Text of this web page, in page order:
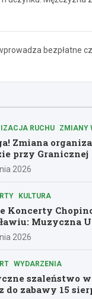
bezpłatne
RUCHU ZMIANY
Zmiana
przy Granicznej
2026
KULTURA
Koncerty
Muzyczna
2026
WYDARZENIA
szaleństwo
do zabawy 15